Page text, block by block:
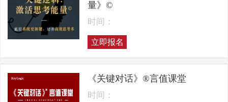
量》©
时间：
立即报名
《关键对话》®言值课堂
时间：